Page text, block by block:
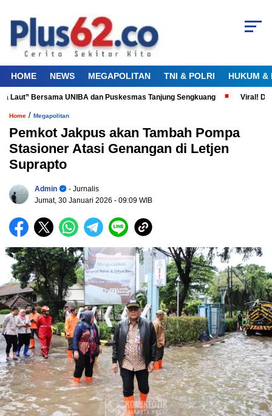
HOME NEWS MEGAPOLITAN TNI & POLRI HUKUM &
Bersama UNIBA dan Puskesmas Tanjung Sengkuang Viral!
Home / Megapolitan
Pemkot Jakpus akan Tambah Pompa
Stasioner Atasi Genangan di Letjen
Suprapto
Admin
- Jurnalis
Jumat, 30 Januari 2026 - 09:09 WIB